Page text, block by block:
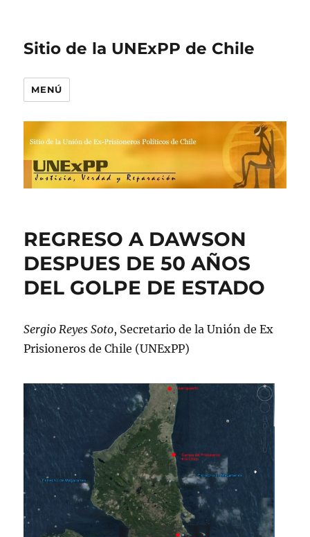
Sitio de la UNExPP de Chile
MENÚ
REGRESO A DAWSON
DESPUES DE 50 AÑOS
DEL GOLPE DE ESTADO
Sergio Reyes Soto, Secretario de la Unión de Ex
Prisioneros de Chile (UNExPP)